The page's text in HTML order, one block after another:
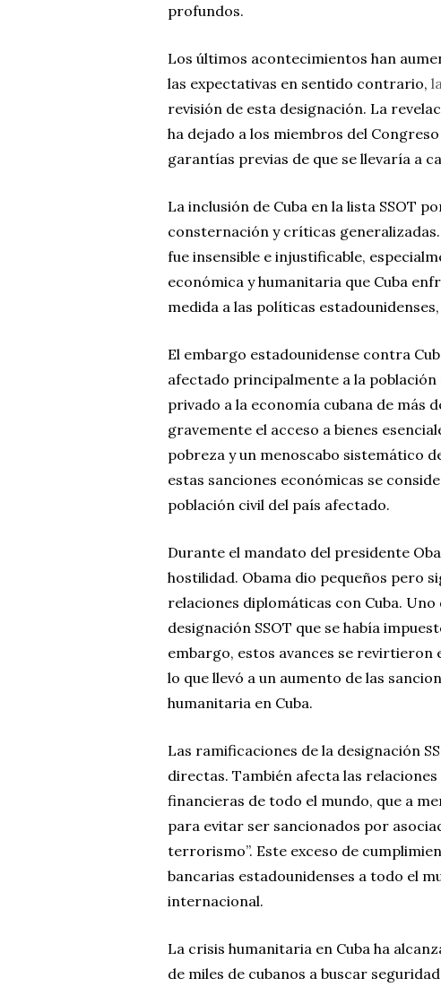
profundos.
Los últimos acontecimientos han
las expectativas en sentido contrario,
revisión de esta designación. La
ha dejado a los miembros del
garantías previas de que se llevaría a
La inclusión de Cuba en la lista SSOT
consternación y críticas
fue insensible e injustificable,
económica y humanitaria que Cuba
medida a las políticas
El embargo estadounidense contra
afectado principalmente a la población
privado a la economía cubana de más
gravemente el acceso a bienes
pobreza y un menoscabo sistemático
estas sanciones económicas se
población civil del país afectado.
Durante el mandato del presidente
hostilidad. Obama dio pequeños pero
relaciones diplomáticas con Cuba.
designación SSOT que se había
embargo, estos avances se
lo que llevó a un aumento de las
humanitaria en Cuba.
Las ramificaciones de la designación
directas. También afecta las
financieras de todo el mundo, que a
para evitar ser sancionados por
terrorismo”. Este exceso de
bancarias estadounidenses a todo el
internacional.
La crisis humanitaria en Cuba ha
de miles de cubanos a buscar